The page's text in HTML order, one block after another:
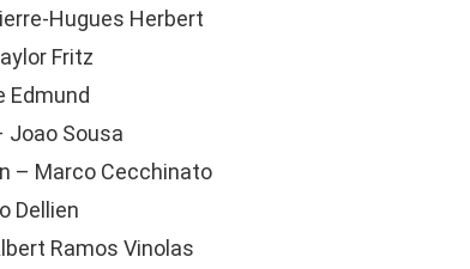
Hugues Herbert
Fritz
Edmund
Joao Sousa
– Marco Cecchinato
Dellien
Ramos Vinolas